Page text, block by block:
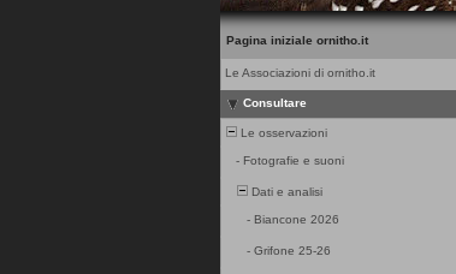
Pagina iniziale ornitho.it
Le Associazioni di ornitho.it
Consultare
Le osservazioni
- Fotografie e suoni
Dati e analisi
- Biancone 2026
- Grifone 25-26